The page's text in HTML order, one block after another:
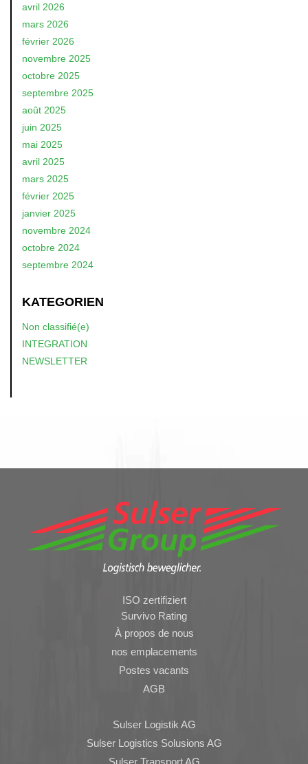
avril 2026
mars 2026
février 2026
novembre 2025
octobre 2025
septembre 2025
août 2025
juin 2025
mai 2025
avril 2025
mars 2025
février 2025
janvier 2025
novembre 2024
octobre 2024
septembre 2024
KATEGORIEN
Non classifié(e)
INTEGRATION
NEWSLETTER
ISO zertifiziert
Survivo Rating
À propos de nous
nos emplacements
Postes vacants
AGB
Sulser Logistik AG
Sulser Logistics Solusions AG
Sulser Transport AG